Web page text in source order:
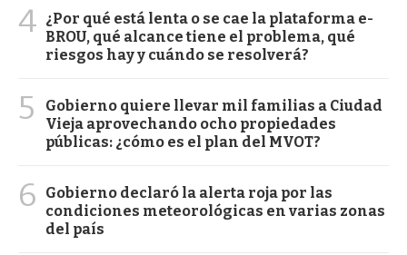
4 ¿Por qué está lenta o se cae la plataforma e-
BROU, qué alcance tiene el problema, qué
riesgos hay y cuándo se resolverá?
5
Gobierno quiere llevar mil familias a Ciudad
Vieja aprovechando ocho propiedades
públicas: ¿cómo es el plan del MVOT?
6
Gobierno declaró la alerta roja por las
condiciones meteorológicas en varias zonas
del país